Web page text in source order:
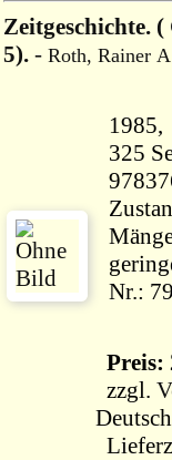
Zeitgeschichte.
5). - Roth, Rainer
325 Seiten
Nr.:
Preis:
zzgl.